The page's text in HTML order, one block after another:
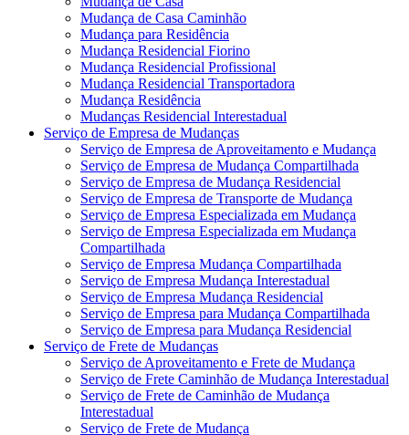
Mudança de Casa Caminhão
Mudança para Residência
Mudança Residencial Fiorino
Mudança Residencial Profissional
Mudança Residencial Transportadora
Mudança Residência
Mudanças Residencial Interestadual
Serviço de Empresa de Mudanças
Serviço de Empresa de Aproveitamento e Mudança
Serviço de Empresa de Mudança Compartilhada
Serviço de Empresa de Mudança Residencial
Serviço de Empresa de Transporte de Mudança
Serviço de Empresa Especializada em Mudança
Serviço de Empresa Especializada em Mudança
Compartilhada
Serviço de Empresa Mudança Compartilhada
Serviço de Empresa Mudança Interestadual
Serviço de Empresa Mudança Residencial
Serviço de Empresa para Mudança Compartilhada
Serviço de Empresa para Mudança Residencial
Serviço de Frete de Mudanças
Serviço de Aproveitamento e Frete de Mudança
Serviço de Frete Caminhão de Mudança Interestadual
Serviço de Frete de Caminhão de Mudança
Interestadual
Serviço de Frete de Mudança